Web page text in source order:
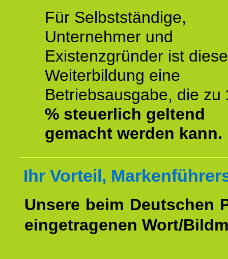
Für Selbstständige,
Unternehmer und
Existenzgründer ist diese
Weiterbildung eine
Betriebsausgabe, die zu
% steuerlich geltend
gemacht werden kann.
Ihr Vorteil,
Unsere beim Deutschen
eingetragenen Wort/